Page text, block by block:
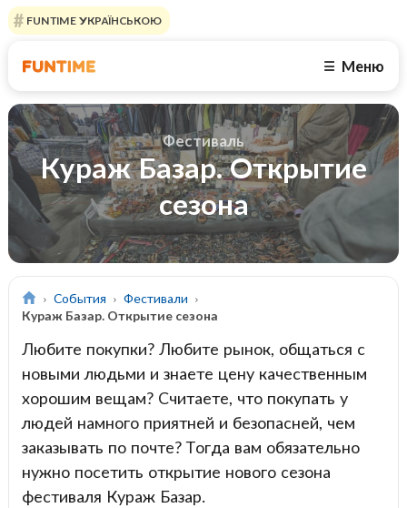
FUNTIME УКРАЇНСЬКОЮ
☰ Меню
Фестиваль
Кураж Базар. Открытие
сезона
События
Фестивали
Кураж Базар. Открытие сезона
Любите покупки? Любите рынок, общаться с
новыми людьми и знаете цену качественным
хорошим вещам? Считаете, что покупать у
людей намного приятней и безопасней, чем
заказывать по почте? Тогда вам обязательно
нужно посетить открытие нового сезона
фестиваля Кураж Базар.